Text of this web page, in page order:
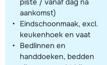
aankomst)
Eindschoonmaak, excl.
keukenhoek en vaat
Bedlinnen en
handdoeken, bedden